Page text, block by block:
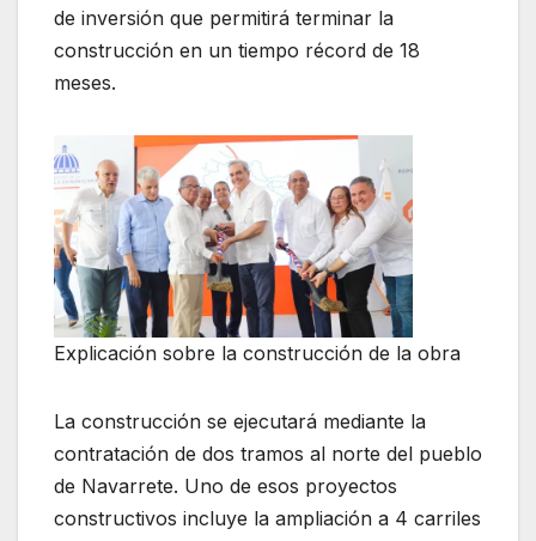
de inversión que permitirá terminar la
construcción en un tiempo récord de 18
meses.
Explicación sobre la construcción de la obra
La construcción se ejecutará mediante la
contratación de dos tramos al norte del pueblo
de Navarrete. Uno de esos proyectos
constructivos incluye la ampliación a 4 carriles